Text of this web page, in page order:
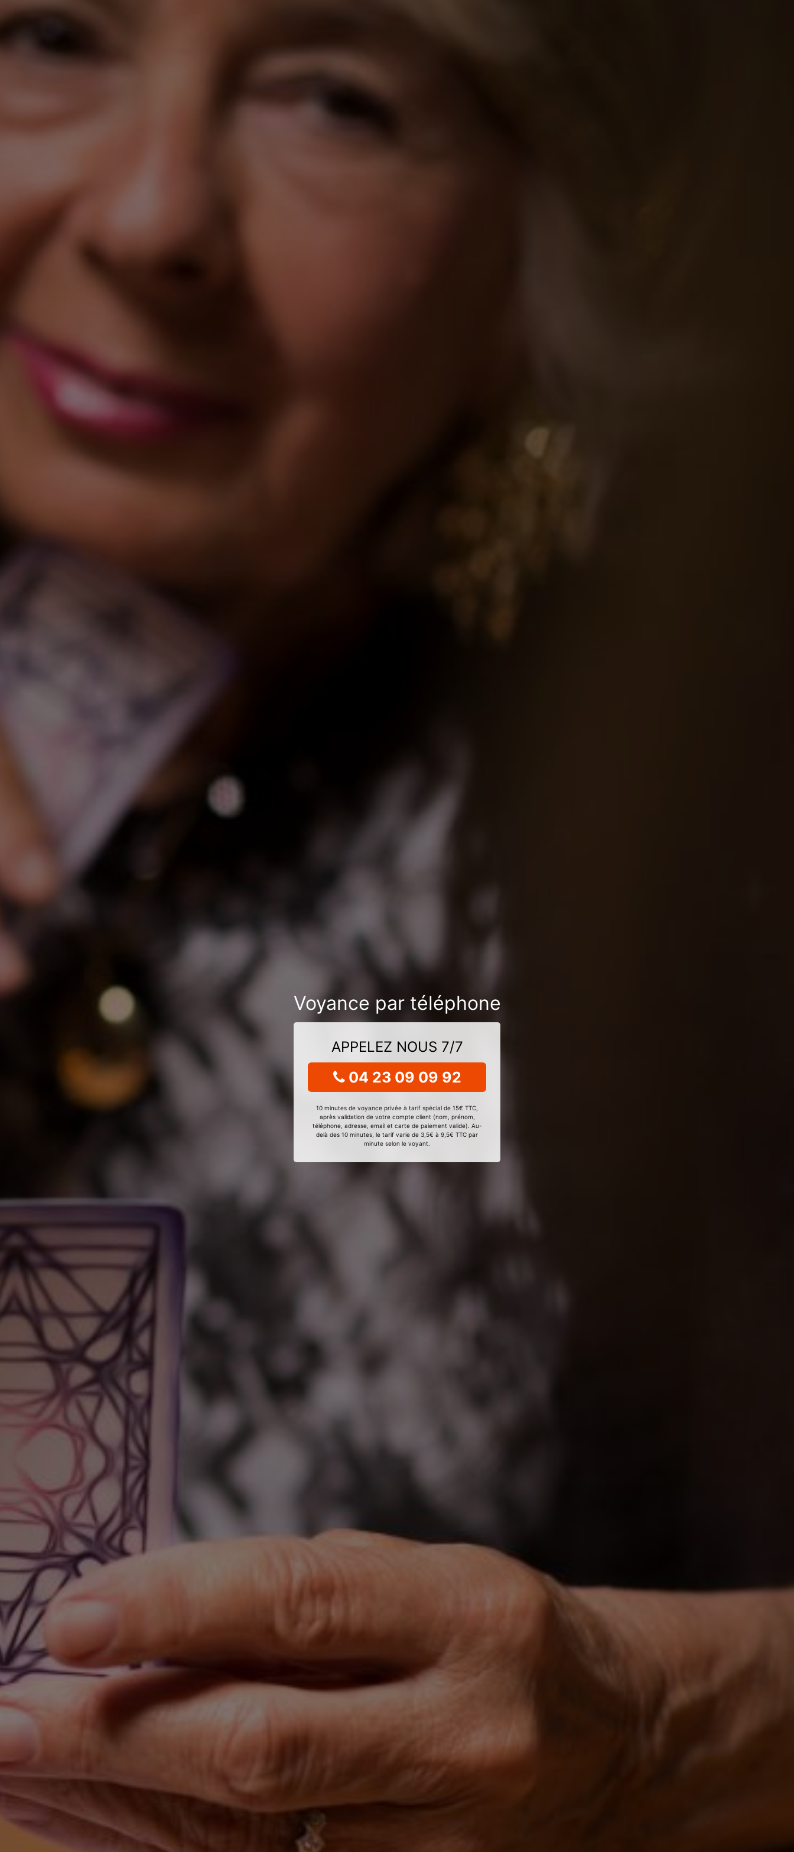
Voyance par téléphone
APPELEZ NOUS 7/7
04 23 09 09 92
10 minutes de voyance privée à tarif spécial de 15€ TTC,
après validation de votre compte client (nom, prénom,
téléphone, adresse, email et carte de paiement valide). Au-
delà des 10 minutes, le tarif varie de 3,5€ à 9,5€ TTC par
minute selon le voyant.